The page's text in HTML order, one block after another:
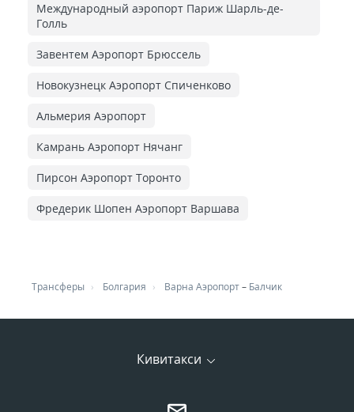
Международный аэропорт Париж Шарль-де-
Голль
Завентем Аэропорт Брюссель
Новокузнецк Аэропорт Спиченково
Альмерия Аэропорт
Камрань Аэропорт Нячанг
Пирсон Аэропорт Торонто
Фредерик Шопен Аэропорт Варшава
Трансферы Болгария Варна Аэропорт– Балчик
Кивитакси